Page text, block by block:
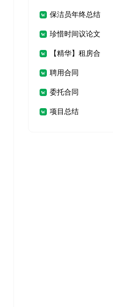
的作文四篇
保洁员年终总结
珍惜时间议论文
(15篇)【精华】租房合
同模板集合5篇
聘用合同
委托合同
项目总结